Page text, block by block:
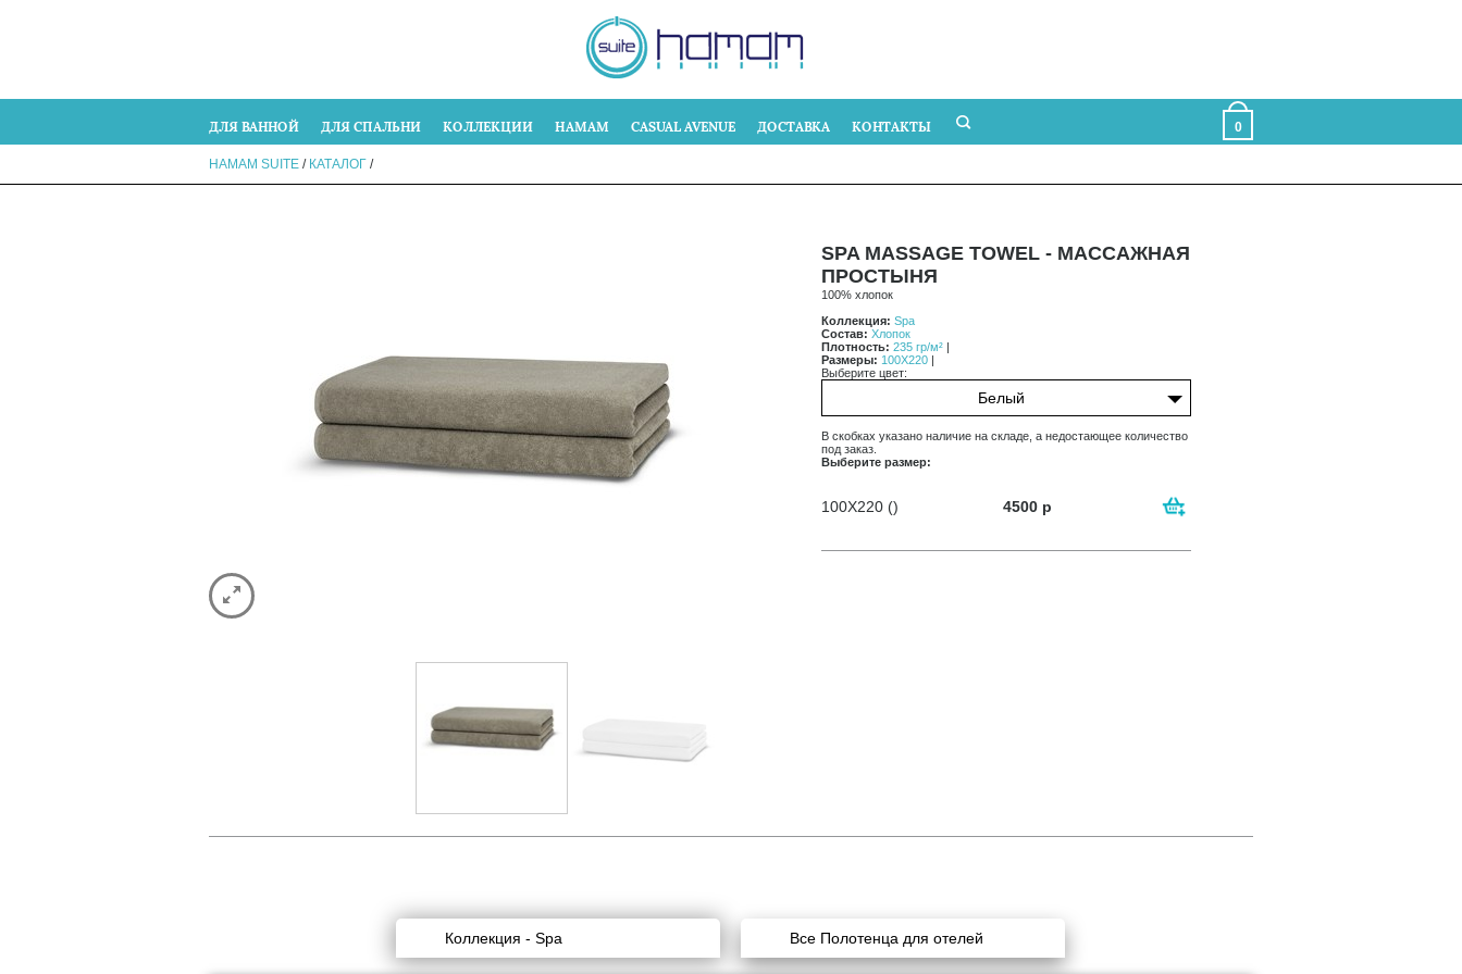
ДЛЯ ВАННОЙ ДЛЯ СПАЛЬНИ КОЛЛЕКЦИИ HAMAM CASUAL AVENUE ДОСТАВКА КОНТАКТЫ 0
HAMAM SUITE / КАТАЛОГ /
SPA MASSAGE TOWEL - МАССАЖНАЯ
ПРОСТЫНЯ
100% хлопок
Коллекция: Spa
Состав: Хлопок
Плотность: 235 гр/м² |
Размеры: 100X220 |
Выберите цвет:
Белый
В скобках указано наличие на складе, а недостающее количество
под заказ.
Выберите размер:
100X220 () 4500 р
Коллекция - Spa Все Полотенца для отелей